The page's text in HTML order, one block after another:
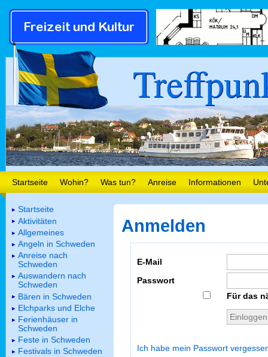
Startseite Wohin? Was tun? Anreise Informationen
Anmelden
E-Mail
Passwort
Für das
Ich habe mein Passwort
Startseite
Aktivitäten
Allgemeines
Angeln in Schweden
Anreise nach
Schweden
Auswandern nach
Schweden
Bären in Schweden
Elchparks und Elche
Ferienhäuser in
Schweden
Feste in Schweden
Festivals in Schweden